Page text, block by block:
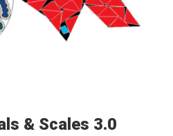
& Scales 3.0